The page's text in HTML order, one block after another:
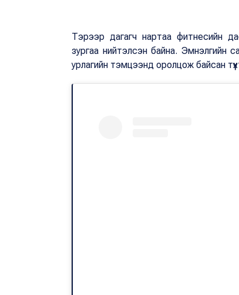
Тэрээр дагагч нартаа фитнесийн
зургаа нийтэлсэн байна. Эмнэлгийн
урлагийн тэмцээнд оролцож байсан